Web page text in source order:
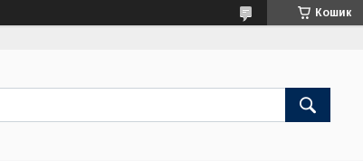
Кошик